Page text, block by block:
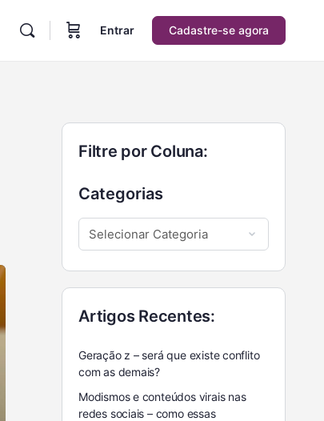
Entrar Cadastre-se agora
Filtre por Coluna:
Categorias
Artigos Recentes:
Geração z – será que existe conflito
com as demais?
Modismos e conteúdos virais nas
redes sociais – como essas